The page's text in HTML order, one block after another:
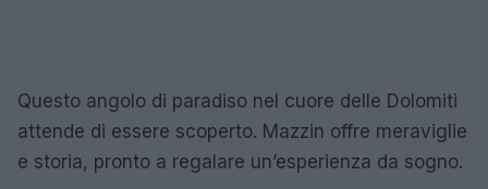
Questo angolo di paradiso nel cuore delle Dolomiti
attende di essere scoperto. Mazzin offre meraviglie
e storia, pronto a regalare un’esperienza da sogno.